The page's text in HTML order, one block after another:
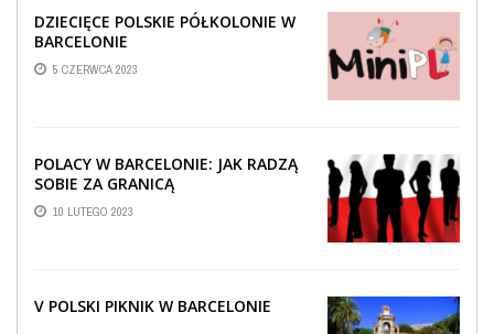
DZIECIĘCE POLSKIE PÓŁKOLONIE W
BARCELONIE
5 CZERWCA 2023
POLACY W BARCELONIE: JAK RADZĄ
SOBIE ZA GRANICĄ
10 LUTEGO 2023
V POLSKI PIKNIK W BARCELONIE